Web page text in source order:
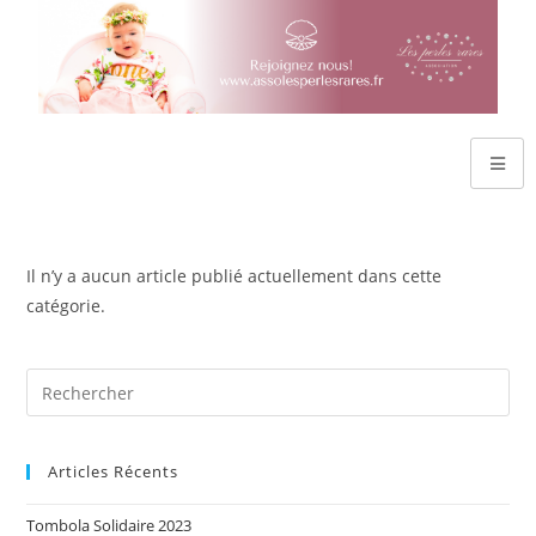
Il n’y a aucun article publié actuellement dans cette
catégorie.
Articles Récents
Tombola Solidaire 2023